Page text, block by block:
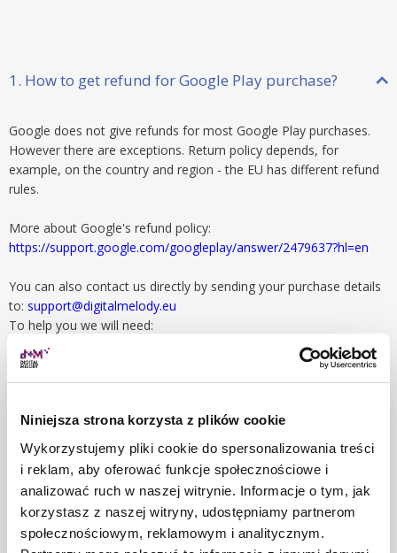
Niniejsza strona korzysta z plików cookie
Wykorzystujemy pliki cookie do spersonalizowania treści
i reklam, aby oferować funkcje społecznościowe i
analizować ruch w naszej witrynie. Informacje o tym, jak
korzystasz z naszej witryny, udostępniamy partnerom
społecznościowym, reklamowym i analitycznym.
1. How to get refund for Google Play purchase?
Google does not give refunds for most Google Play purchases.
However there are exceptions. Return policy depends, for
example, on the country and region - the EU has different refund
rules.
More about Google's refund policy:
https://support.google.com/googleplay/answer/2479637?hl=en
You can also contact us directly by sending your purchase details
to: support@digitalmelody.eu
To help you we will need:
1/ Your Order ID (for instance: GPA.1111-2222-3333-44444),
2/ Day of purchase
We will do our best to help you!
2. How to get refund from Apple App Store
purchase?